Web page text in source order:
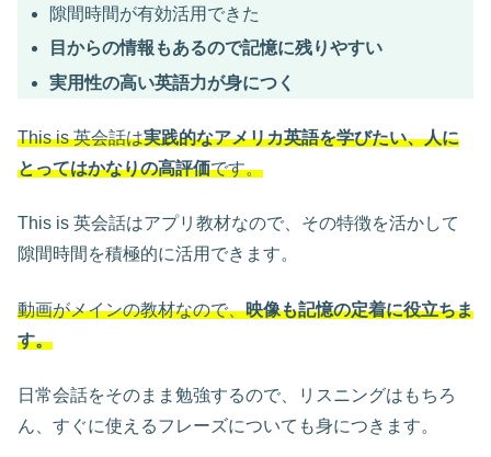
隙間時間が有効活用できた
目からの情報もあるので記憶に残りやすい
実用性の高い英語力が身につく
This is 英会話は実践的なアメリカ英語を学びたい、人に
とってはかなりの高評価です。
This is 英会話はアプリ教材なので、その特徴を活かして
隙間時間を積極的に活用できます。
動画がメインの教材なので、映像も記憶の定着に役立ちま
す。
日常会話をそのまま勉強するので、リスニングはもちろ
ん、すぐに使えるフレーズについても身につきます。